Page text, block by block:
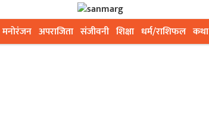
मनोरंजन अपराजिता संजीवनी शिक्षा धर्म/राशिफल कथा